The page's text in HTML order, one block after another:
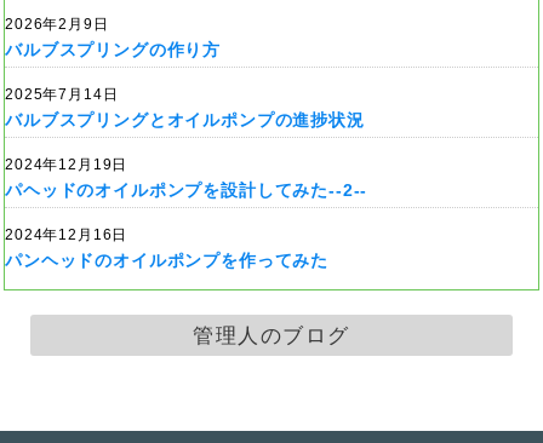
2026年2月9日
バルブスプリングの作り方
2025年7月14日
バルブスプリングとオイルポンプの進捗状況
2024年12月19日
パヘッドのオイルポンプを設計してみた--2--
2024年12月16日
パンヘッドのオイルポンプを作ってみた
管理人のブログ